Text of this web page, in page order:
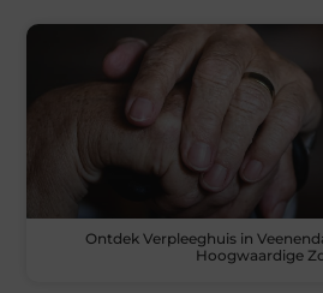
Ontdek Verpleeghuis in
Hoogwaardige